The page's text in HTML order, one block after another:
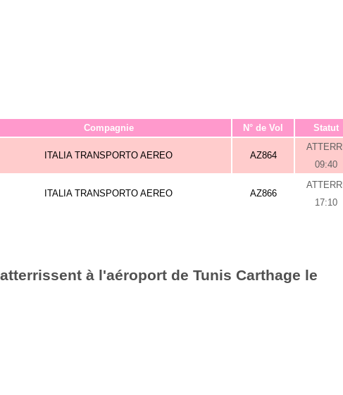
Compagnie N° de Vol Statut
ITALIA TRANSPORTO AEREO AZ864
ATTERRI
09:40
ITALIA TRANSPORTO AEREO AZ866
ATTERRI
17:10
à l'aéroport de Tunis Carthage le